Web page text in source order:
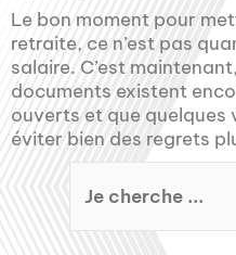
Le bon moment pour
retraite, ce n’est pas
salaire. C’est
documents existent
ouverts et que
éviter bien des regrets